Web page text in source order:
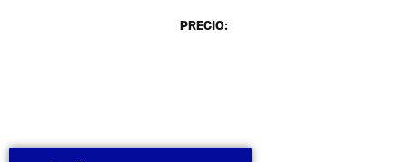
PRECIO: